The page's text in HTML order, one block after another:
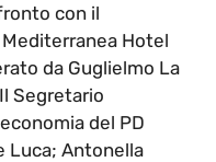
con il
Hotel
da Guglielmo La
Segretario
del PD
Luca; Antonella